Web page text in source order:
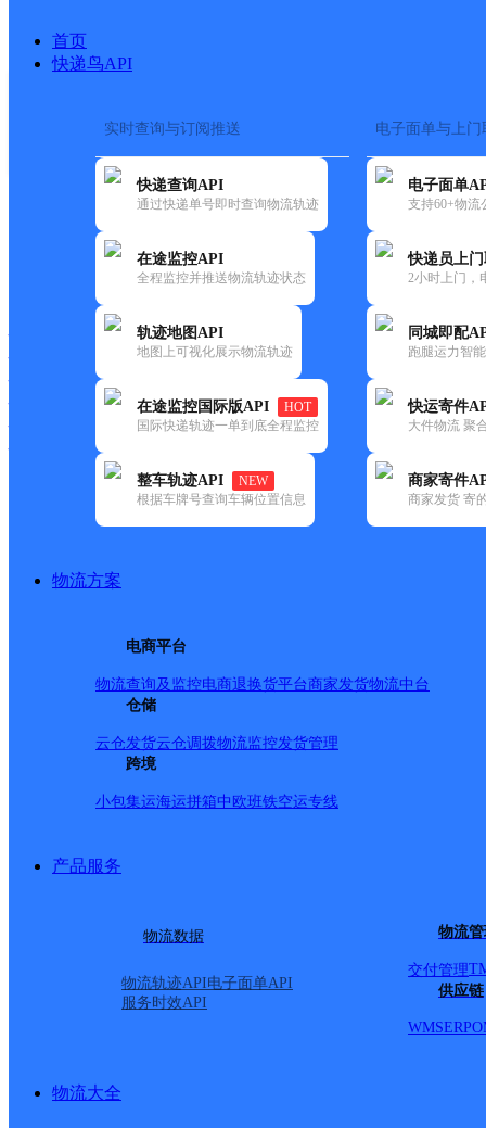
首页
快递鸟API
实时查询与订阅推送
快递查询API
通过快递单号即时查询物流轨迹
在途监控API
全程监控并推送物流轨迹状态
轨迹地图API
地图上可视化展示物流轨迹
在途监控国际版API
HOT
国际快递轨迹一单到底全程监控
整车轨迹API
NEW
根据车牌号查询车辆位置信息
电子面单与上门
电子面单
支持60+物流
快递员上
2小时上门，
同城即配
跑腿运力智
快运寄件
大件物流 聚
商家寄件
商家发货 寄
物流方案
电商平台
物流查询及监控电商退换货平台商家发货物流中台
仓储
云仓发货云仓调拨物流监控发货管理
跨境
小包集运海运拼箱中欧班铁空运专线
产品服务
物流数据
物流轨迹API电子面单API
服务时效API
物流
交付管理
供应链
WMSERP
物流大全
快递大全> 快递网
快运大全 快递时效
网点筛选
泉区 ✕ 清空已选
韵达速递(44) 中通快递(51)
和林格尔县(2)
德邦快递,玉泉区,呼和浩
呼和浩特玉泉区石东路
德邦快递 更多号码
地址
派送范围:-